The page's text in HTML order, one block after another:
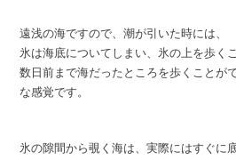
遠浅の海ですので、潮が引いた時には、
氷は海底についてしまい、氷の上を歩く
数日前まで海だったところを歩くことが
な感覚です。
氷の隙間から覗く海は、実際にはすぐに